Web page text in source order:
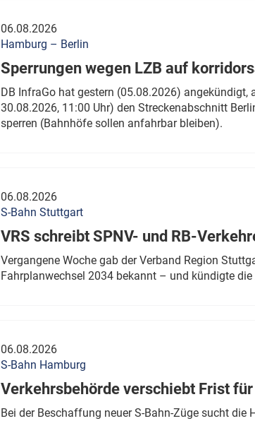
Thema des Monats
Dossier: Generalsanierung
Dossier: ETCS
Dossier:
06.08.2026
Hamburg – Berlin
Sperrungen wegen LZB auf
DB InfraGo hat gestern (05.08.2026)
30.08.2026, 11:00 Uhr) den Streckenabschnitt
sperren (Bahnhöfe sollen anfahrbar bleiben).
06.08.2026
S-Bahn Stuttgart
VRS schreibt SPNV- und RB-
Vergangene Woche gab der Verband Region
Fahrplanwechsel 2034 bekannt – und kündigte
06.08.2026
S-Bahn Hamburg
Verkehrsbehörde verschiebt Frist
Bei der Beschaffung neuer S-Bahn-Züge sucht